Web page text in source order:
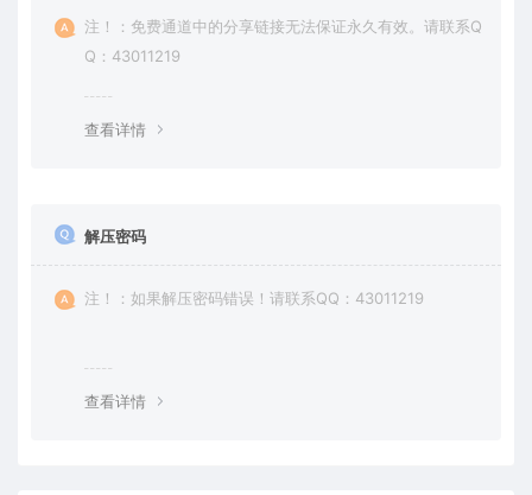
注！：免费通道中的分享链接无法保证永久有效。请联系Q
Q：43011219
查看详情
解压密码
注！：如果解压密码错误！请联系QQ：43011219
查看详情